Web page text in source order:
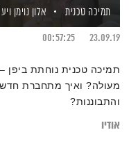
תמיכה טכנית
אלון נוימן
23.09.19
00:57:25
תמיכה טכנית נוחתת ביפן
מעולה? ואיך מתחברת
והתבוננות?
אודיו